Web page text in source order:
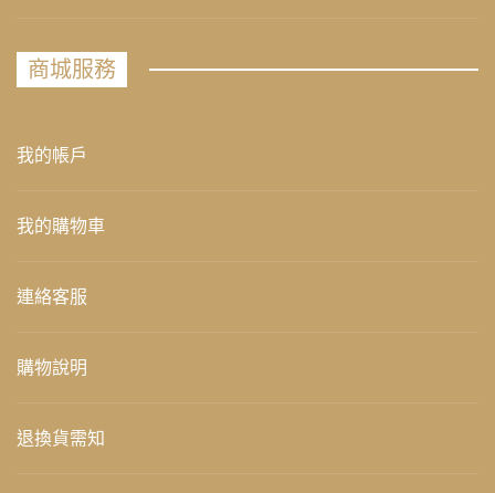
商城服務
我的帳戶
我的購物車
連絡客服
購物說明
退換貨需知